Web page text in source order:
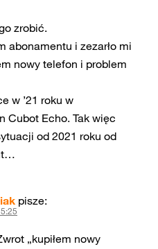
zrobić.
abonamentu i zezarło mi
nowy telefon i problem
w ’21 roku w
Cubot Echo. Tak więc
od 2021 roku od
pisze:
„kupiłem nowy